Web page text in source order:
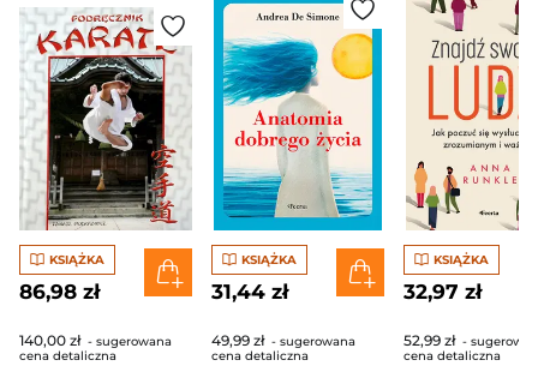
KSIĄŻKA
86,98 zł
140,00 zł - sugerowana
cena detaliczna
KSIĄŻKA
31,44 zł
49,99 zł - sugerowana
cena detaliczna
KSIĄŻKA
32,97 zł
52,99 zł -
cena detaliczna